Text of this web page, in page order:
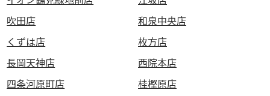
吹田店
和泉中央店
くずは店
枚方店
長岡天神店
西院本店
四条河原町店
桂樫原店